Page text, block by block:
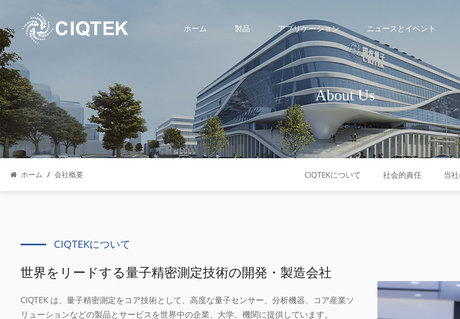
ホーム 製品 アプリケーション ニュースとイベント
About Us
ホーム / 会社概要 CIQTEKについて 社会的責任 当
CIQTEKについて
世界をリードする量子精密測定技術の開発・製造会社
CIQTEK は、量子精密測定をコア技術として、高度な量子センサー、分析機器、コア産業ソ
リューションなどの製品とサービスを世界中の企業、大学、機関に提供しています。